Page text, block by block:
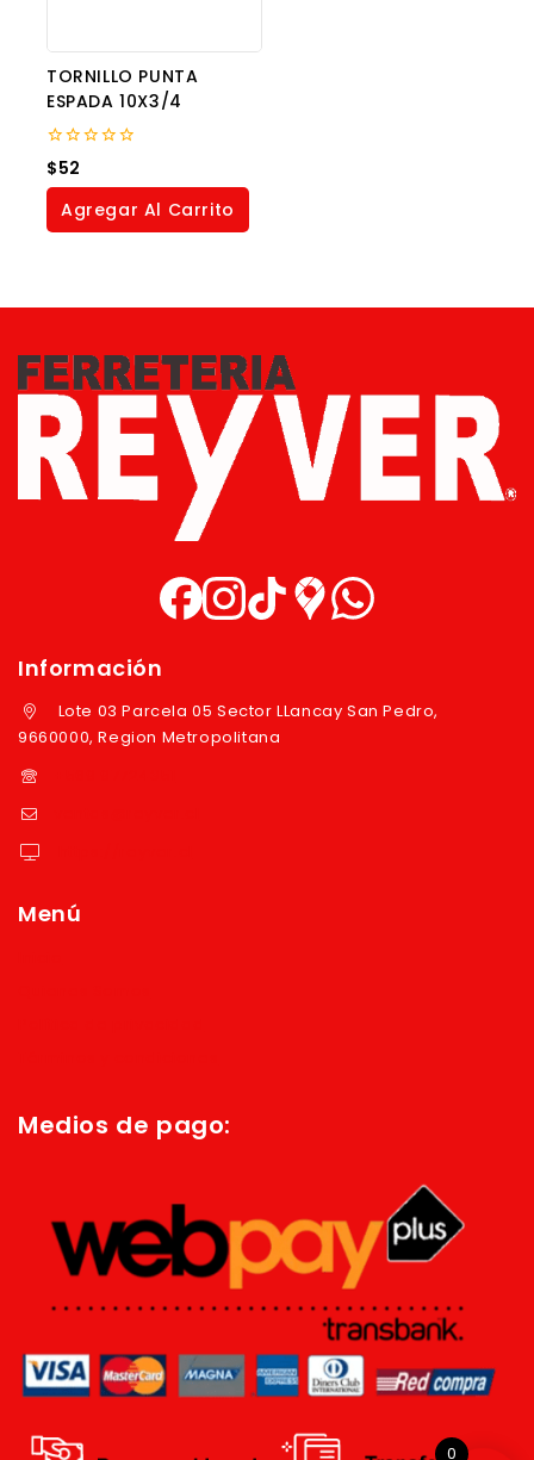
TORNILLO PUNTA
ESPADA 10X3/4
0
out
of
$52
Agregar Al Carrito
Información
Lote 03 Parcela 05 Sector LLancay San Pedro,
9660000, Region Metropolitana
Menú
Medios de pago:
0